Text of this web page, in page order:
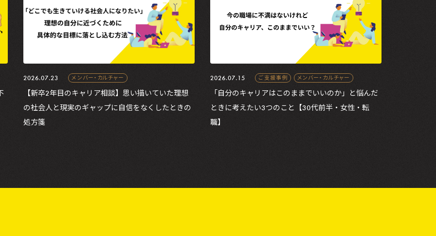
2026.07.23 メンバー・カルチャー
【新卒2年目のキャリア相談】思い描いていた理想
の社会人と現実のギャップに自信をなくしたときの
処方箋
2026.07.15 ご支援事例 メンバー・カルチャー
「自分のキャリアはこのままでいいのか」と悩んだ
ときに考えたい3つのこと【30代前半・女性・転
職】